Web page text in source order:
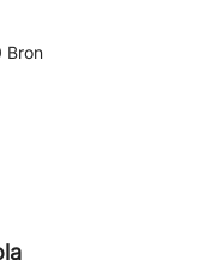
Bron